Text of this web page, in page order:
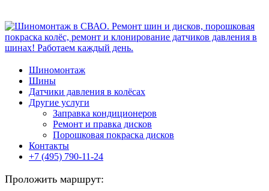
Шиномонтаж
Шины
Датчики давления в колёсах
Другие услуги
Заправка кондиционеров
Ремонт и правка дисков
Порошковая покраска дисков
Контакты
+7 (495) 790-11-24
Проложить маршрут: